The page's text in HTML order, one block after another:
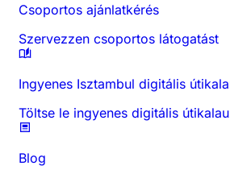
Csoportos ajánlatkérés
Szervezzen csoportos látogatást
Ingyenes Isztambul digitális
Töltse le ingyenes digitális
Blog